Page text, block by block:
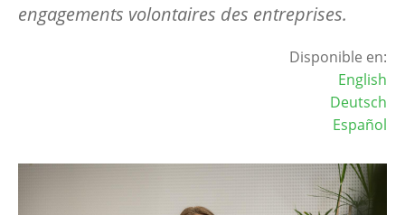
engagements volontaires des entreprises.
Disponible en:
English
Deutsch
Español